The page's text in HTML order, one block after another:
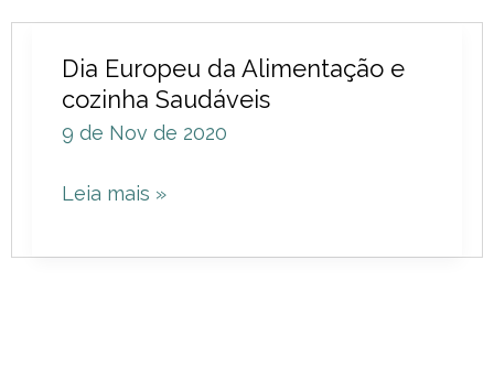
Dia Europeu da Alimentação e
cozinha Saudáveis
9 de Nov de 2020
Europeu
da
Alimentação
cozinha
Leia mais »